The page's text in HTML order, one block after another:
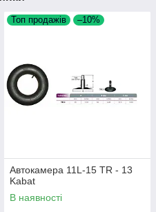
Топ продажів –10%
Автокамера 11L-15 TR - 13
Kabat
В наявності